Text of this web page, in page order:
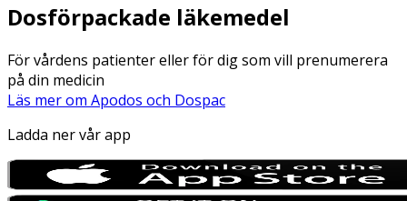
Dosförpackade läkemedel
För vårdens patienter eller för dig som vill prenumerera
på din medicin
Läs mer om Apodos och Dospac
Ladda ner vår app